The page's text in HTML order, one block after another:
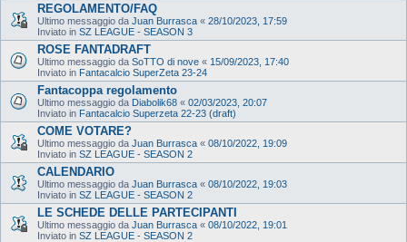
REGOLAMENTO/FAQ
Ultimo messaggio da Juan Burrasca « 28/10/2023, 17:59
Inviato in SZ LEAGUE - SEASON 3
ROSE FANTADRAFT
Ultimo messaggio da SoTTO di nove « 15/09/2023, 17:40
Inviato in Fantacalcio SuperZeta 23-24
Fantacoppa regolamento
Ultimo messaggio da Diabolik68 « 02/03/2023, 20:07
Inviato in Fantacalcio Superzeta 22-23 (draft)
COME VOTARE?
Ultimo messaggio da Juan Burrasca « 08/10/2022, 19:09
Inviato in SZ LEAGUE - SEASON 2
CALENDARIO
Ultimo messaggio da Juan Burrasca « 08/10/2022, 19:03
Inviato in SZ LEAGUE - SEASON 2
LE SCHEDE DELLE PARTECIPANTI
Ultimo messaggio da Juan Burrasca « 08/10/2022, 19:01
Inviato in SZ LEAGUE - SEASON 2